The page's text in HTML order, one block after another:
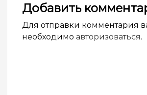
Добавить
Для отправки комментария
необходимо авторизоваться.